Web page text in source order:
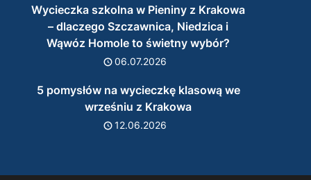
Wycieczka szkolna w Pieniny z Krakowa
– dlaczego Szczawnica, Niedzica i
Wąwóz Homole to świetny wybór?
06.07.2026
5 pomysłów na wycieczkę klasową we
wrześniu z Krakowa
12.06.2026